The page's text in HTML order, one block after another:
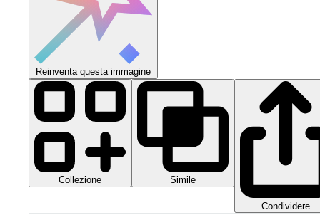
Reinventa questa immagine
Collezione Simile
Condividere